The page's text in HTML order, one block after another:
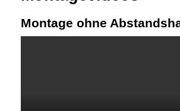
Montage ohne